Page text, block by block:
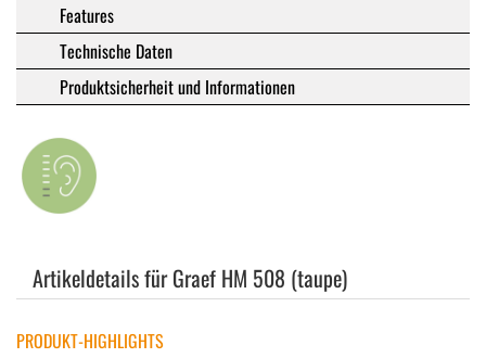
Features
Technische Daten
Produktsicherheit und Informationen
Artikeldetails für Graef HM 508 (taupe)
PRODUKT-HIGHLIGHTS